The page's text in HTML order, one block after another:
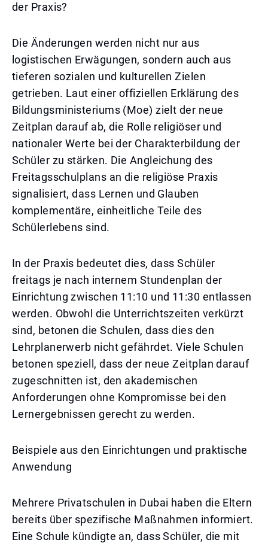
der Praxis?
Die Änderungen werden nicht nur aus
logistischen Erwägungen, sondern auch aus
tieferen sozialen und kulturellen Zielen
getrieben. Laut einer offiziellen Erklärung des
Bildungsministeriums (Moe) zielt der neue
Zeitplan darauf ab, die Rolle religiöser und
nationaler Werte bei der Charakterbildung der
Schüler zu stärken. Die Angleichung des
Freitagsschulplans an die religiöse Praxis
signalisiert, dass Lernen und Glauben
komplementäre, einheitliche Teile des
Schülerlebens sind.
In der Praxis bedeutet dies, dass Schüler
freitags je nach internem Stundenplan der
Einrichtung zwischen 11:10 und 11:30 entlassen
werden. Obwohl die Unterrichtszeiten verkürzt
sind, betonen die Schulen, dass dies den
Lehrplanerwerb nicht gefährdet. Viele Schulen
betonen speziell, dass der neue Zeitplan darauf
zugeschnitten ist, den akademischen
Anforderungen ohne Kompromisse bei den
Lernergebnissen gerecht zu werden.
Beispiele aus den Einrichtungen und praktische
Anwendung
Mehrere Privatschulen in Dubai haben die Eltern
bereits über spezifische Maßnahmen informiert.
Eine Schule kündigte an, dass Schüler, die mit